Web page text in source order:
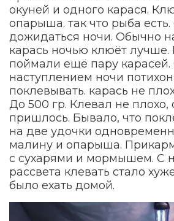
окуней и одного карася.
опарыша. так что рыба есть.
дожидаться ночи. Обычно
карась ночью клюёт лучше.
поймали ещё пару карасей.
наступлением ночи
поклевывать. карась не
До 500 гр. Клевал не плохо,
пришлось. Бывало, что
на две удочки
малину и опарыша.
с сухарями и мормышем. С
рассвета клевать стало
было ехать домой.